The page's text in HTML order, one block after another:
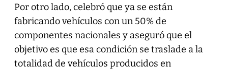
Por otro lado, celebró que ya se están
fabricando vehículos con un 50% de
componentes nacionales y aseguró que el
objetivo es que esa condición se traslade a la
totalidad de vehículos producidos en